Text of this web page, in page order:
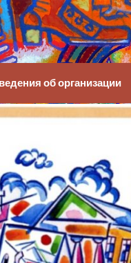
об организации